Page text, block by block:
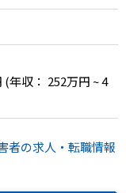
(年収： 252万円 ~ 4
者の求人・転職情報